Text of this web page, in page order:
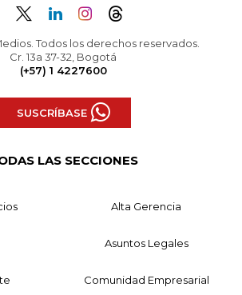
Todos los derechos reservados.
Cr. 13a 37-32, Bogotá
(+57) 1 4227600
SUSCRÍBASE
LAS SECCIONES
Alta Gerencia
Asuntos Legales
Comunidad Empresarial